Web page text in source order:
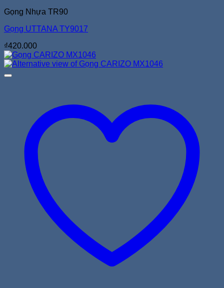
Gọng Nhựa TR90
Gọng UTTANA TY9017
₫420.000